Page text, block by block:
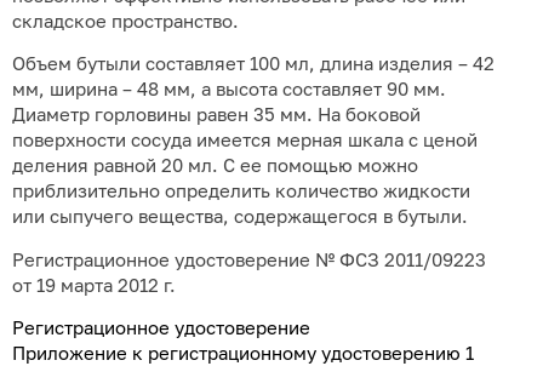
складское пространство.
Объем бутыли составляет 100 мл, длина изделия – 42
мм, ширина – 48 мм, а высота составляет 90 мм.
Диаметр горловины равен 35 мм. На боковой
поверхности сосуда имеется мерная шкала с ценой
деления равной 20 мл. С ее помощью можно
приблизительно определить количество жидкости
или сыпучего вещества, содержащегося в бутыли.
Регистрационное удостоверение № ФСЗ 2011/09223
от 19 марта 2012 г.
Регистрационное удостоверение
Приложение к регистрационному удостоверению 1